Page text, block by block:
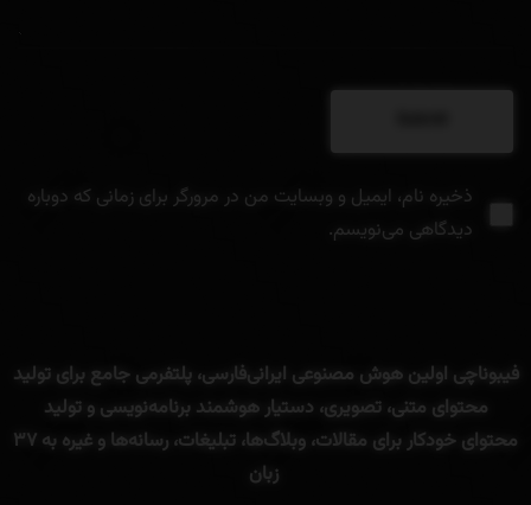
ذخیره نام، ایمیل و وبسایت من در مرورگر برای زمانی که دوباره
دیدگاهی می‌نویسم.
فیبوناچی اولین هوش مصنوعی ایرانیفارسی، پلتفرمی جامع برای تولید
محتوای متنی، تصویری، دستیارهوشمند برنامه‌نویسی و تولید
محتوای خودکار برای مقالات، وبلاگ‌ها، تبلیغات، رسانه‌ها و غیره به ۳۷
زبان